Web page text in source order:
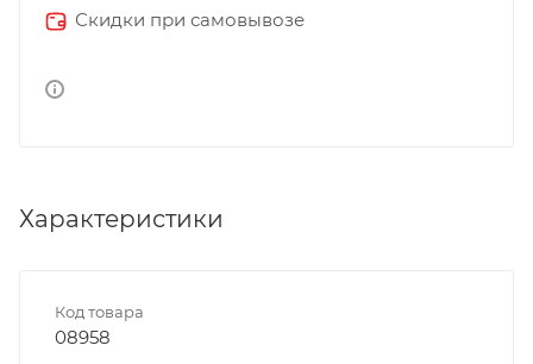
Скидки при самовывозе
Характеристики
Код товара
08958